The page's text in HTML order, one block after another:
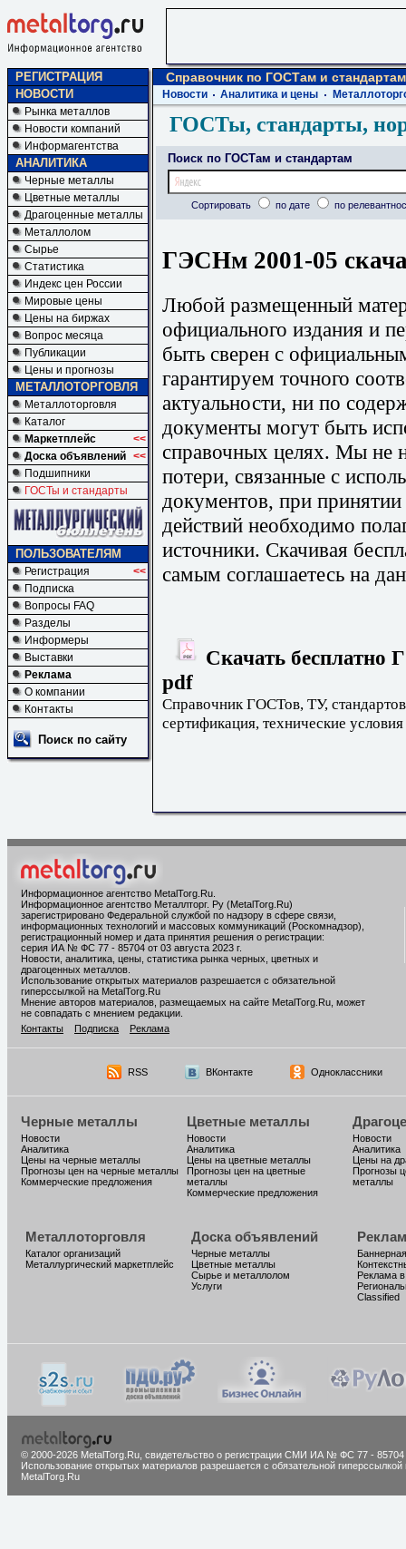
РЕГИСТРАЦИЯ
НОВОСТИ
Рынка металлов
Новости компаний
Информагентства
АНАЛИТИКА
Черные металлы
Цветные металлы
Драгоценные металлы
Металлолом
Сырье
Статистика
Индекс цен России
Мировые цены
Цены на биржах
Вопрос месяца
Публикации
Цены и прогнозы
МЕТАЛЛОТОРГОВЛЯ
Металлоторговля
Каталог
Маркетплейс
<<
Доска объявлений <<
Подшипники
ГОСТы и стандарты
ПОЛЬЗОВАТЕЛЯМ
Регистрация
<<
Подписка
Вопросы FAQ
Разделы
Информеры
Выставки
Реклама
О компании
Контакты
Поиск по сайту
Справочник по ГОСТам и стандартам
Новости Аналитика и цены
ГОСТы, стандарты,
Поиск по ГОСТам и стандартам
Сортировать по дате по
ГЭСНм 2001-05
Любой размещенный
официального издания и
быть сверен с
гарантируем точного
актуальности, ни по
документы могут быть
справочных целях. Мы не
потери, связанные с
документов, при
действий необходимо
источники. Скачивая
самым соглашаетесь на
Скачать бесплатно
pdf
Справочник ГОСТов, ТУ,
сертификация, технические условия
Информационное агентство MetalTorg.Ru
Информационное агентство Металлторг. Ру (MetalTorg.Ru)
зарегистрировано Федеральной службой по надзору в сфере связи,
информационных технологий и массовых коммуникаций (Роскомнадзор),
регистрационный номер и дата принятия решения о регистрации:
серия ИА № ФС 77 - 85704 от 03 августа 2023 г.
Новости, аналитика, цены, статистика рынка черных, цветных и
драгоценных металлов.
Использование открытых материалов разрешается с обязательной
гиперссылкой на MetalTorg.Ru
Мнение авторов материалов, размещаемых на сайте MetalTorg.Ru, может
не совпадать с мнением редакции.
Контакты
Подписка Реклама
RSS ВКонтакте Одноклассники
Черные металлы
Новости
Аналитика
Цены на черные металлы
Прогнозы цен на черные металлы
Коммерческие предложения
Цветные металлы
Новости
Аналитика
Цены на цветные металлы
Прогнозы цен на цветные
металлы
Коммерческие предложения
Новости
Аналитика
Цены на
Прогнозы
металлы
Металлоторговля
Каталог организаций
Металлургический маркетплейс
Доска объявлений
Черные металлы
Цветные металлы
Сырье и металлолом
Услуги
Реклама
Classified
© 2000-2026 MetalTorg.Ru, cвидетельство о регистрации СМИ ИА № ФС 77 - 85704
Использование открытых материалов разрешается с обязательной гиперссылкой
MetalTorg.Ru